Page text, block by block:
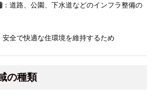
：道路、公園、下水道などのインフラ整備の
安全で快適な住環境を維持するため
の種類